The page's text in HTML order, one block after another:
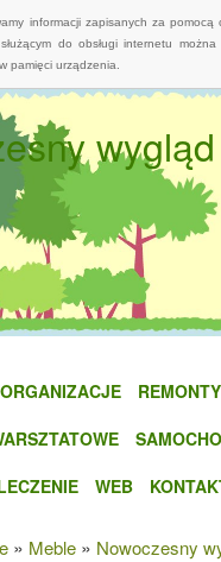
informacji zapisanych za
do obsługi internetu
pamięci urządzenia.
ORGANIZACJE
REMONTY
WEB
» Meble » Nowoczesny